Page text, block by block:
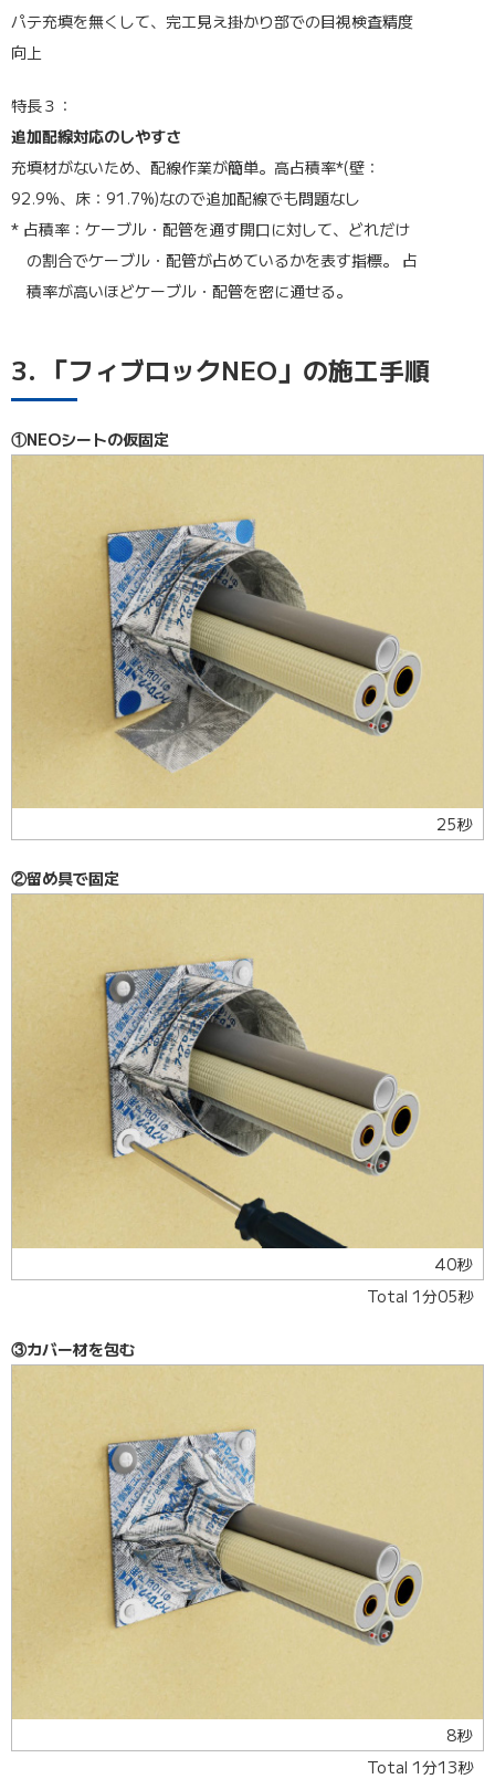
パテ充填を無くして、完工見え掛かり部での目視検査精度
向上
特長３：
追加配線対応のしやすさ
充填材がないため、配線作業が簡単。高占積率*(壁：
92.9%、床：91.7%)なので追加配線でも問題なし
* 占積率：ケーブル・配管を通す開口に対して、どれだけ
の割合でケーブル・配管が占めているかを表す指標。 占
積率が高いほどケーブル・配管を密に通せる。
3. 「フィブロックNEO」の施工手順
①NEOシートの仮固定
25秒
②留め具で固定
40秒
Total 1分05秒
③カバー材を包む
8秒
Total 1分13秒